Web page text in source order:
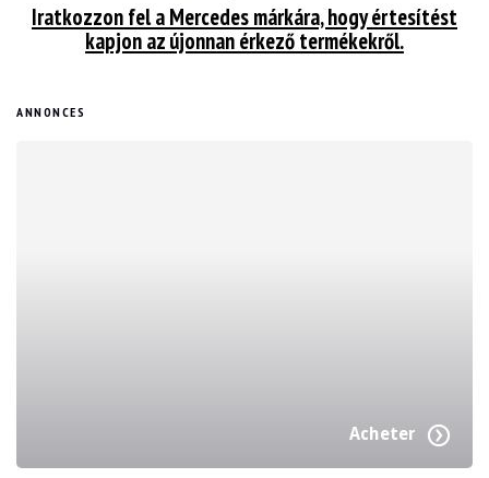
Iratkozzon fel a Mercedes márkára, hogy értesítést
kapjon az újonnan érkező termékekről.
ANNONCES
Acheter